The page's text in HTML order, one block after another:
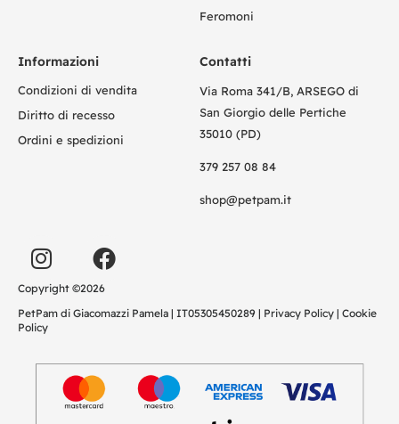
Feromoni
Informazioni
Condizioni di vendita
Diritto di recesso
Ordini e spedizioni
Contatti
Via Roma 341/B, ARSEGO di
San Giorgio delle Pertiche
35010 (PD)
379 257 08 84
shop@petpam.it
Copyright ©2026
PetPam di Giacomazzi Pamela | IT05305450289 | Privacy Policy | Cookie
Policy